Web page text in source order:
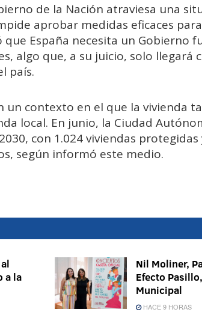
de la Nación atraviesa una
aprobar medidas eficaces
España necesita un Gobierno
algo que, a su juicio, solo llegará
país.
un contexto en el que la vivienda
local. En junio, la Ciudad
con 1.024 viviendas protegidas
según informó este medio.
a la
Nil Moliner,
Efecto
Municipal
HACE 9 HORAS